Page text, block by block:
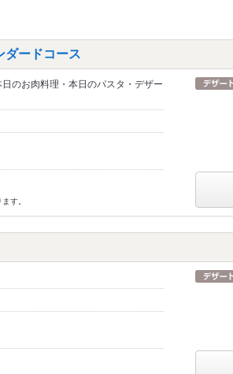
ダードコース
のお肉料理・本日のパスタ・デザー
す。